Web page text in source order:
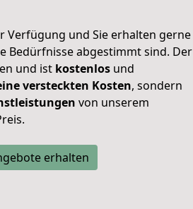
Verfügung und Sie erhalten gerne
Bedürfnisse abgestimmt sind. Der
und ist kostenlos und
versteckten Kosten, sondern
von unserem
erhalten